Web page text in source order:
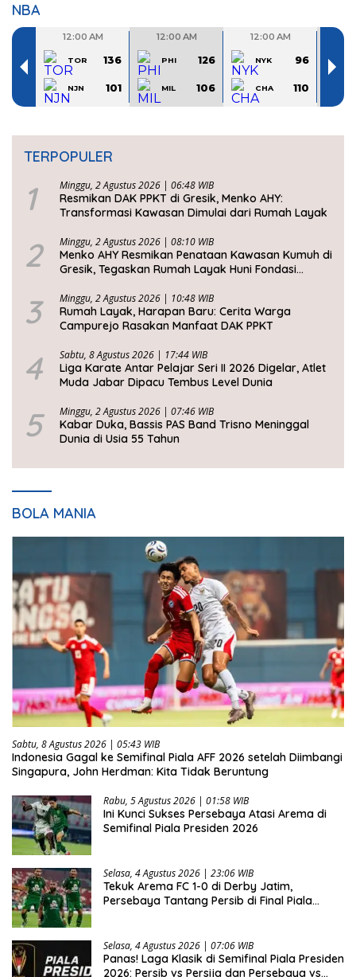
NBA
TERPOPULER
1 Minggu, 2 Agustus 2026 | 06:48 WIB
Resmikan DAK PPKT di Gresik, Menko AHY:
Transformasi Kawasan Dimulai dari Rumah Layak
2 Minggu, 2 Agustus 2026 | 08:10 WIB
Menko AHY Resmikan Penataan Kawasan Kumuh di
Gresik, Tegaskan Rumah Layak Huni Fondasi
3 Minggu, 2 Agustus 2026 | 10:48 WIB
Rumah Layak, Harapan Baru: Cerita Warga
Campurejo Rasakan Manfaat DAK PPKT
4 Sabtu, 8 Agustus 2026 | 17:44 WIB
Liga Karate Antar Pelajar Seri II 2026 Digelar, Atlet
Muda Jabar Dipacu Tembus Level Dunia
5 Minggu, 2 Agustus 2026 | 07:46 WIB
Kabar Duka, Bassis PAS Band Trisno Meninggal
Dunia di Usia 55 Tahun
BOLA MANIA
Sabtu, 8 Agustus 2026 | 05:43 WIB
Indonesia Gagal ke Semifinal Piala AFF 2026 setelah Diimbangi
Singapura, John Herdman: Kita Tidak Beruntung
Rabu, 5 Agustus 2026 | 01:58 WIB
Ini Kunci Sukses Persebaya Atasi Arema di
Semifinal Piala Presiden 2026
Selasa, 4 Agustus 2026 | 23:06 WIB
Tekuk Arema FC 1-0 di Derby Jatim,
Persebaya Tantang Persib di Final Piala
Selasa, 4 Agustus 2026 | 07:06 WIB
Panas! Laga Klasik di Semifinal Piala Presiden
2026: Persib vs Persija dan Persebaya vs